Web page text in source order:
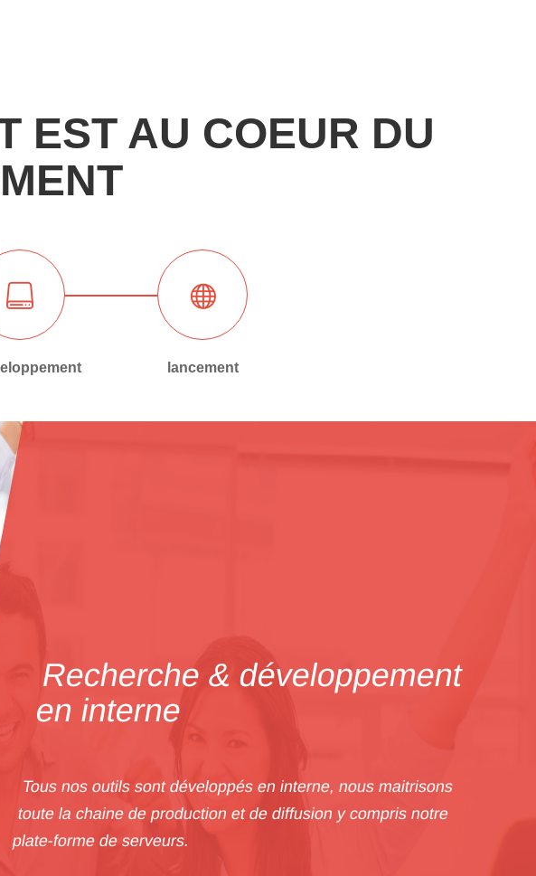
EST AU COEUR DU
lancement
Recherche & développement
en interne
Tous nos outils sont développés en interne, nous maitrisons
toute la chaine de production et de diffusion y compris notre
plate-forme de serveurs.